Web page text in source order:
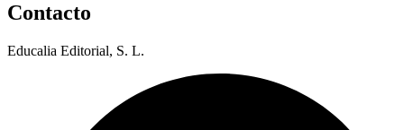
Contacto
Educalia Editorial, S. L.